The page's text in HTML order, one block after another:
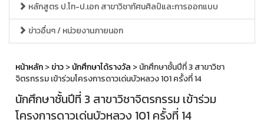
หลักสูตร ป.โท-ป.เอก สาขาวิชาทัศนศิลป์และการออกแบบ
ข่าวอื่นๆ / หน่วยงานภายนอก
หน้าหลัก>ข่าว>นักศึกษาได้รางวัล > นักศึกษาชั้นปีที่ 3 สาขาวิชา
จิตรกรรม เข้าร่วมโครงการดาวเด่นบัวหลวง 101 ครั้งที่ 14
นักศึกษาชั้นปีที่ 3 สาขาวิชาจิตรกรรม เข้าร่วม
โครงการดาวเด่นบัวหลวง 101 ครั้งที่ 14